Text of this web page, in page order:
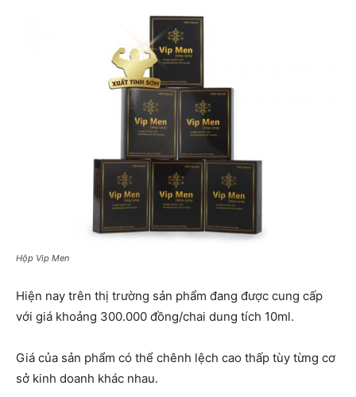
Hộp Vip Men
Hiện nay trên thị trường sản phẩm đang được cung cấp
với giá khoảng 300.000 đồng/chai dung tích 10ml.
Giá của sản phẩm có thể chênh lệch cao thấp tùy từng cơ
sở kinh doanh khác nhau.